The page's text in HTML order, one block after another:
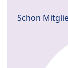
Schon